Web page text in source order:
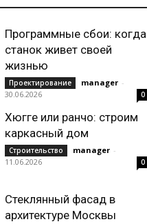
Программные сбои: когда
станок живет своей
жизнью
Проектирование manager -
30.06.2026
0
Хюгге или ранчо: строим
каркасный дом
Строительство manager -
11.06.2026
0
Стеклянный фасад в
архитектуре Москвы